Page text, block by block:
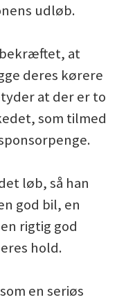
udløb.
at
deres kørere
at der er to
som tilmed
løb, så han
god bil, en
rigtig god
hold.
en seriøs